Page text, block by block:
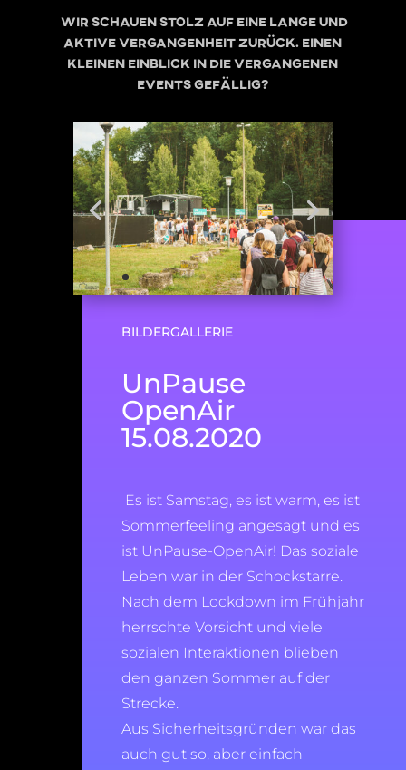
Wir schauen stolz auf eine lange und
aktive Vergangenheit zurück. Einen
kleinen Einblick in die vergangenen
Events gefällig?
BILDERGALLERIE
UnPause
OpenAir
15.08.2020
Es ist Samstag, es ist warm, es ist
Sommerfeeling angesagt und es
ist UnPause-OpenAir! Das soziale
Leben war in der Schockstarre.
Nach dem Lockdown im Frühjahr
herrschte Vorsicht und viele
sozialen Interaktionen blieben
den ganzen Sommer auf der
Strecke.
Aus Sicherheitsgründen war das
auch gut so, aber einfach